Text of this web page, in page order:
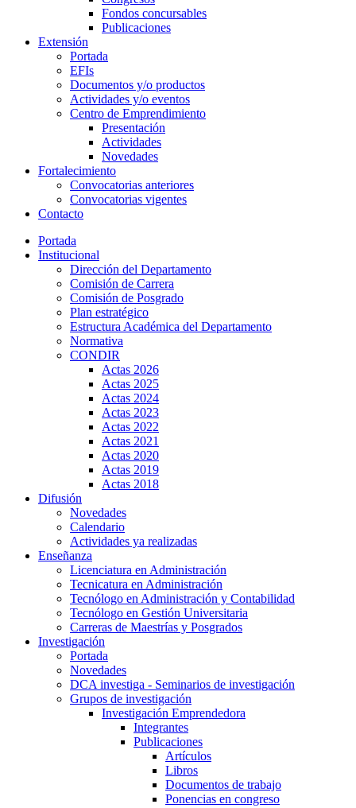
Fondos concursables
Publicaciones
Extensión
Portada
EFIs
Documentos y/o productos
Actividades y/o eventos
Centro de Emprendimiento
Presentación
Actividades
Novedades
Fortalecimiento
Convocatorias anteriores
Convocatorias vigentes
Contacto
Portada
Institucional
Dirección del Departamento
Comisión de Carrera
Comisión de Posgrado
Plan estratégico
Estructura Académica del Departamento
Normativa
CONDIR
Actas 2026
Actas 2025
Actas 2024
Actas 2023
Actas 2022
Actas 2021
Actas 2020
Actas 2019
Actas 2018
Difusión
Novedades
Calendario
Actividades ya realizadas
Enseñanza
Licenciatura en Administración
Tecnicatura en Administración
Tecnólogo en Administración y Contabilidad
Tecnólogo en Gestión Universitaria
Carreras de Maestrías y Posgrados
Investigación
Portada
Novedades
DCA investiga - Seminarios de investigación
Grupos de investigación
Investigación Emprendedora
Integrantes
Publicaciones
Artículos
Libros
Documentos de trabajo
Ponencias en congreso